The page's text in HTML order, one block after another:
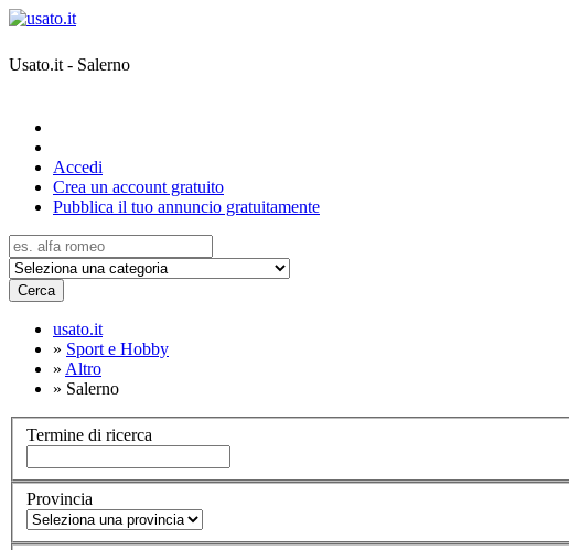
Usato.it - Salerno
Accedi
Crea un account gratuito
Pubblica il tuo annuncio gratuitamente
Cerca
usato.it
» Sport e Hobby
» Altro
» Salerno
Termine di ricerca
Provincia